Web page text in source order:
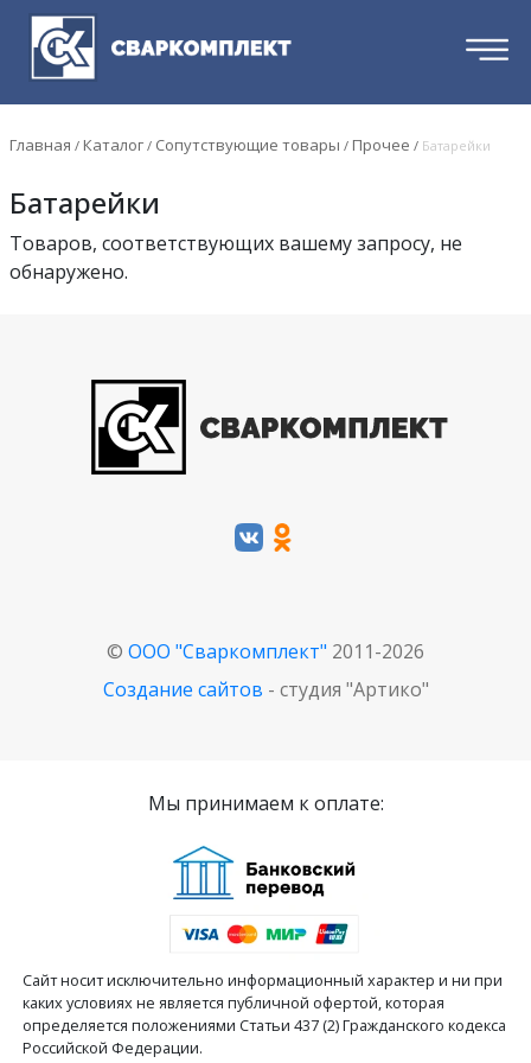
Главная / Каталог / Сопутствующие товары / Прочее / Батарейки
Батарейки
Товаров, соответствующих вашему запросу, не
обнаружено.
© ООО "Сваркомплект" 2011-2026
Создание сайтов - студия "Артико"
Мы принимаем к оплате:
Сайт носит исключительно информационный характер и ни при
каких условиях не является публичной офертой, которая
определяется положениями Статьи 437 (2) Гражданского кодекса
Российской Федерации.